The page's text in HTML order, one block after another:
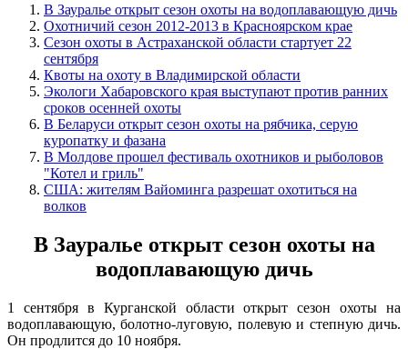
В Зауралье открыт сезон охоты на водоплавающую дичь
Охотничий сезон 2012-2013 в Красноярском крае
Сезон охоты в Астраханской области стартует 22
сентября
Квоты на охоту в Владимирской области
Экологи Хабаровского края выступают против ранних
сроков осенней охоты
В Беларуси открыт сезон охоты на рябчика, серую
куропатку и фазана
В Молдове прошел фестиваль охотников и рыболовов
"Котел и гриль"
США: жителям Вайоминга разрешат охотиться на
волков
В Зауралье открыт сезон охоты на
водоплавающую дичь
1 сентября в Курганской области открыт сезон охоты на
водоплавающую, болотно-луговую, полевую и степную дичь.
Он продлится до 10 ноября.